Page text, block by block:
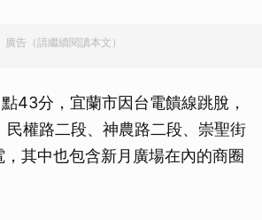
廣告（請繼續閱讀本文）
43分，宜蘭市因台電饋線跳脫，
民權路二段、神農路二段、崇聖街
其中也包含新月廣場在內的商圈